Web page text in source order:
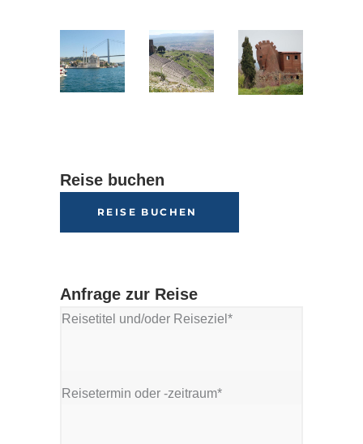
Reise buchen
REISE BUCHEN
Anfrage zur Reise
Reisetitel und/oder Reiseziel*
Reisetermin oder -zeitraum*